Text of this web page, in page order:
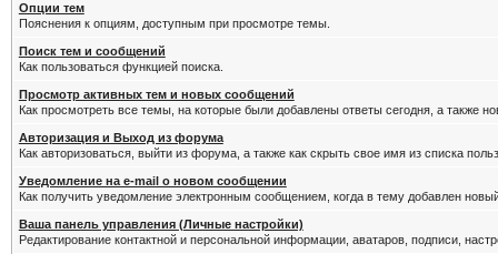
Опции тем
Пояснения к опциям, доступным при просмотре темы.
Поиск тем и сообщений
Как пользоваться функцией поиска.
Просмотр активных тем и новых сообщений
Как просмотреть все темы, на которые были добавлены ответы сегодня, а также
Авторизация и Выход из форума
Как авторизоваться, выйти из форума, а также как скрыть свое имя из списка
Уведомление на е-mail о новом сообщении
Как получить уведомление электронным сообщением, когда в тему добавлен
Ваша панель управления (Личные настройки)
Редактирование контактной и персональной информации, аватаров, подписи,